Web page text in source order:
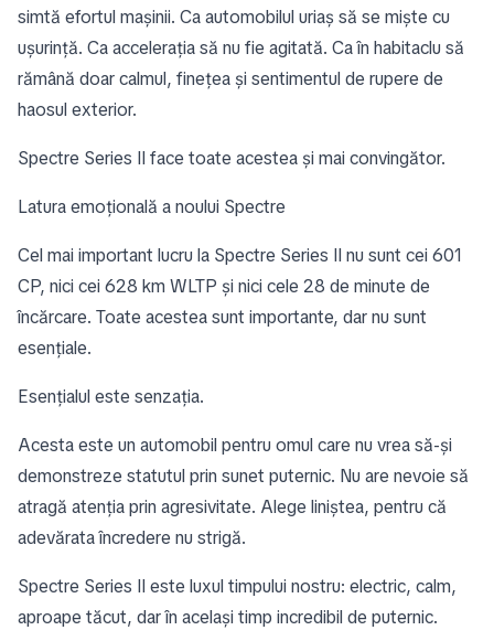
simtă efortul mașinii. Ca automobilul uriaș să se miște cu
ușurință. Ca accelerația să nu fie agitată. Ca în habitaclu să
rămână doar calmul, finețea și sentimentul de rupere de
haosul exterior.
Spectre Series II face toate acestea și mai convingător.
Latura emoțională a noului Spectre
Cel mai important lucru la Spectre Series II nu sunt cei 601
CP, nici cei 628 km WLTP și nici cele 28 de minute de
încărcare. Toate acestea sunt importante, dar nu sunt
esențiale.
Esențialul este senzația.
Acesta este un automobil pentru omul care nu vrea să-și
demonstreze statutul prin sunet puternic. Nu are nevoie să
atragă atenția prin agresivitate. Alege liniștea, pentru că
adevărata încredere nu strigă.
Spectre Series II este luxul timpului nostru: electric, calm,
aproape tăcut, dar în același timp incredibil de puternic.